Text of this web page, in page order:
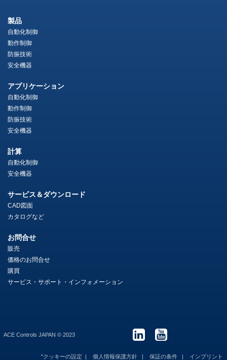
製品
自動化制御
動作制御
防振技術
安全機器
アプリケーション
自動化制御
動作制御
防振技術
安全機器
計算
自動化制御
安全機器
サービス＆ダウンロード
CAD図面
カタログなど
お問合せ
販売
価格のお問合せ
購買
サービス・サポート・インフォメーション
ACE Controls JAPAN © 2023
"クッキーの設定 個人情報保護方針 保証の条件 インプリント